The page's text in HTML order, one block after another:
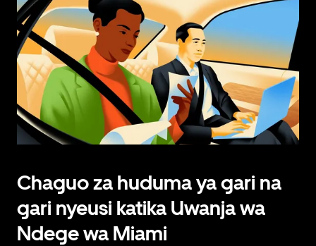
Chaguo za huduma ya gari na
gari nyeusi katika Uwanja wa
Ndege wa Miami